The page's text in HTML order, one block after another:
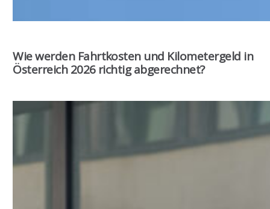
Wie werden Fahrtkosten und Kilometergeld in
Österreich 2026 richtig abgerechnet?